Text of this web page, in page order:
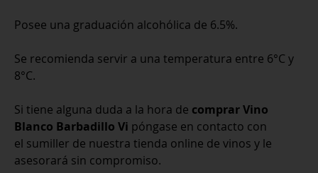
Posee una graduación alcohólica de 6.5%.
Se recomienda servir a una temperatura entre 6°C y
8°C.
Si tiene alguna duda a la hora de comprar Vino
Blanco Barbadillo Vi póngase en contacto con
el sumiller de nuestra tienda online de vinos y le
asesorará sin compromiso.